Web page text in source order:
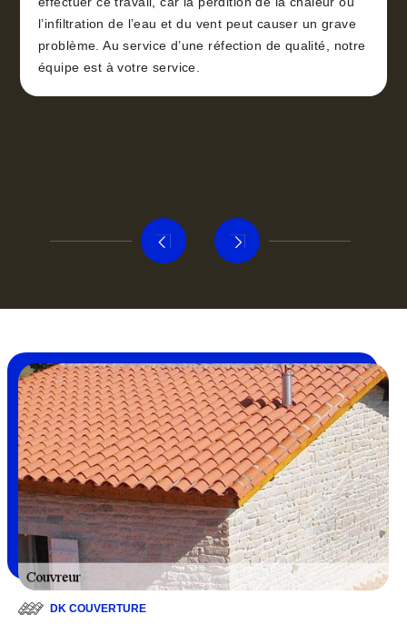
l’infiltration de l’eau et du vent peut causer un grave
problème. Au service d’une réfection de qualité, notre
équipe est à votre service.
DK COUVERTURE